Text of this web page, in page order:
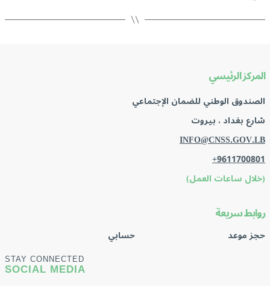
المركز الرئيسي
الصندوق الوطني للضمان الإجتماعي
شارع بغداد ، بيروت
INFO@CNSS.GOV.LB
+9611700801
(خلال ساعات العمل)
روابط سريعة
حجز موعد حسابي
STAY CONNECTED
SOCIAL MEDIA